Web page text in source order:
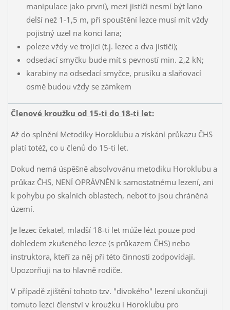
manipulace jako první), mezi jističi nesmí být lano
delší než 1-1,5 m, při spouštění lezce musí mít vždy
pojistný uzel na konci lana;
poleze vždy ve trojici (t.j. lezec a dva jističi);
odsedací smyčku bude mít s pevností min. 2,2 kN;
karabiny na odsedací smyčce, prusíku a slaňovací
osmě budou vždy se zámkem
Členové kroužku od 15-ti do 18-ti let:
Až do splnění Metodiky Horoklubu a získání průkazu ČHS
platí totéž, co u členů do 15-ti let.
Dokud nemá úspěšně absolvovánu metodiku Horoklubu a
průkaz ČHS, NENÍ OPRÁVNĚN k samostatnému lezení, ani
k pohybu po skalních oblastech, neboť to jsou chráněná
území.
Je lezec čekatel, mladší 18-ti let může lézt pouze pod
dohledem zkušeného lezce (s průkazem ČHS) nebo
instruktora, kteří za něj při této činnosti zodpovídají.
Upozorňuji na to hlavně rodiče.
V případě zjištění tohoto tzv. "divokého" lezení ukončuji
tomuto lezci členství v kroužku i Horoklubu pro